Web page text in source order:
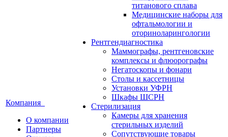
Компания
О компании
Партнеры
титанового сплава
Медицинские наборы для
офтальмологии и
оториноларингологии
Рентгендиагностика
Маммографы, рентгеновские
комплексы и флюорографы
Негатоскопы и фонари
Столы и кассетницы
Установки УФРН
Шкафы ШСРН
Стерилизация
Камеры для хранения
стерильных изделий
Сопутствующие товары